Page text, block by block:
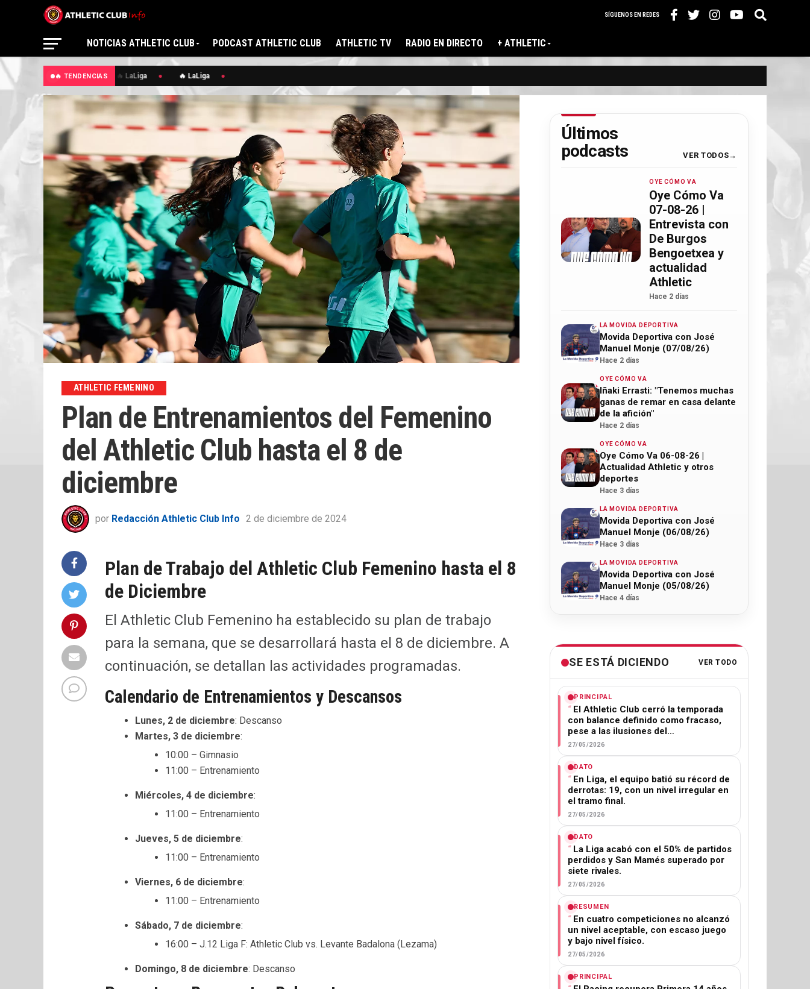
SÍGUENOS EN REDES
NOTICIAS ATHLETIC CLUB PODCAST ATHLETIC CLUB ATHLETIC TV RADIO EN DIRECTO + ATHLETIC
🔥 TENDENCIAS 🔥 LaLiga 🔥 LaLiga
ATHLETIC FEMENINO
Plan de Entrenamientos del Femenino
del Athletic Club hasta el 8 de
diciembre
por Redacción Athletic Club Info 2 de diciembre de 2024
Plan de Trabajo del Athletic Club Femenino hasta el 8
de Diciembre
El Athletic Club Femenino ha establecido su plan de trabajo
para la semana, que se desarrollará hasta el 8 de diciembre. A
continuación, se detallan las actividades programadas.
Calendario de Entrenamientos y Descansos
Lunes, 2 de diciembre: Descanso
Martes, 3 de diciembre:
10:00 – Gimnasio
11:00 – Entrenamiento
Miércoles, 4 de diciembre:
11:00 – Entrenamiento
Jueves, 5 de diciembre:
11:00 – Entrenamiento
Viernes, 6 de diciembre:
11:00 – Entrenamiento
Sábado, 7 de diciembre:
16:00 – J.12 Liga F: Athletic Club vs. Levante Badalona (Lezama)
Domingo, 8 de diciembre: Descanso
Últimos
podcasts
VER TODOS
OYE CÓMO VA
Oye Cómo Va
07-08-26 |
Entrevista con
De Burgos
Bengoetxea y
actualidad
Athletic
Hace 2 días
LA MOVIDA DEPORTIVA
Movida Deportiva con José
Manuel Monje (07/08/26)
Hace 2 días
OYE CÓMO VA
Iñaki Errasti: "Tenemos muchas
ganas de remar en casa delante
de la afición"
Hace 2 días
OYE CÓMO VA
Oye Cómo Va 06-08-26 |
Actualidad Athletic y otros
deportes
Hace 3 días
LA MOVIDA DEPORTIVA
Movida Deportiva con José
Manuel Monje (06/08/26)
Hace 3 días
LA MOVIDA DEPORTIVA
Movida Deportiva con José
Manuel Monje (05/08/26)
Hace 4 días
SE ESTÁ DICIENDO VER TODO
PRINCIPAL
El Athletic Club cerró la temporada
con balance definido como fracaso,
pese a las ilusiones del…
27/05/2026
DATO
En Liga, el equipo batió su récord de
derrotas: 19, con un nivel irregular en
el tramo final.
27/05/2026
DATO
La Liga acabó con el 50% de partidos
perdidos y San Mamés superado por
siete rivales.
27/05/2026
RESUMEN
En cuatro competiciones no alcanzó
un nivel aceptable, con escaso juego
y bajo nivel físico.
27/05/2026
PRINCIPAL